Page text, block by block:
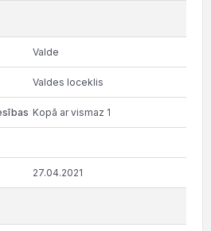
Valde
Valdes loceklis
Kopā ar vismaz 1
27.04.2021